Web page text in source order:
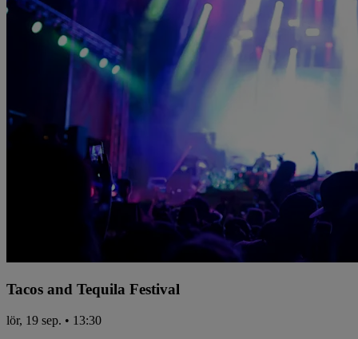
Tacos and Tequila Festival
lör, 19 sep. • 13:30